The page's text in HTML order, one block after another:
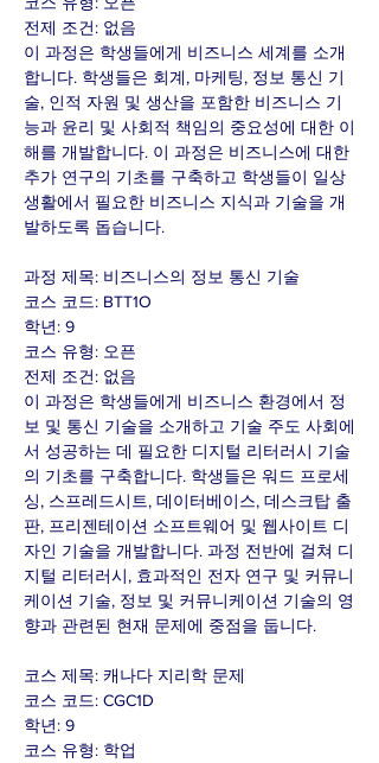
전제 조건: 없음
이 과정은 학생들에게 비즈니스 세계를 소개
합니다. 학생들은 회계, 마케팅, 정보 통신 기
술, 인적 자원 및 생산을 포함한 비즈니스 기
능과 윤리 및 사회적 책임의 중요성에 대한 이
해를 개발합니다. 이 과정은 비즈니스에 대한
추가 연구의 기초를 구축하고 학생들이 일상
생활에서 필요한 비즈니스 지식과 기술을 개
발하도록 돕습니다.
과정 제목: 비즈니스의 정보 통신 기술
코스 코드: BTT1O
학년: 9
코스 유형: 오픈
전제 조건: 없음
이 과정은 학생들에게 비즈니스 환경에서 정
보 및 통신 기술을 소개하고 기술 주도 사회에
서 성공하는 데 필요한 디지털 리터러시 기술
의 기초를 구축합니다. 학생들은 워드 프로세
싱, 스프레드시트, 데이터베이스, 데스크탑 출
판, 프리젠테이션 소프트웨어 및 웹사이트 디
자인 기술을 개발합니다. 과정 전반에 걸쳐 디
지털 리터러시, 효과적인 전자 연구 및 커뮤니
케이션 기술, 정보 및 커뮤니케이션 기술의 영
향과 관련된 현재 문제에 중점을 둡니다.
코스 제목: 캐나다 지리학 문제
코스 코드: CGC1D
학년: 9
코스 유형: 학업